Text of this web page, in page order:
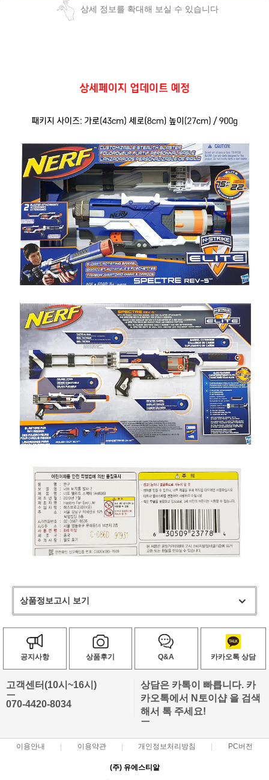
상세 정보를 확대해 보실 수 있습니다
상품정보고시 보기
공지사항 상품후기 Q&A 카카오톡 상담
고객센터(10시~16시)
ㅡ
070-4420-8034
상담은 카톡이 빠릅니다. 카
카오톡에서 N토이샵 을 검색
해서 톡 주세요!
ㅡ
이용안내 이용약관 개인정보처리방침 PC버전
(주) 유에스티알